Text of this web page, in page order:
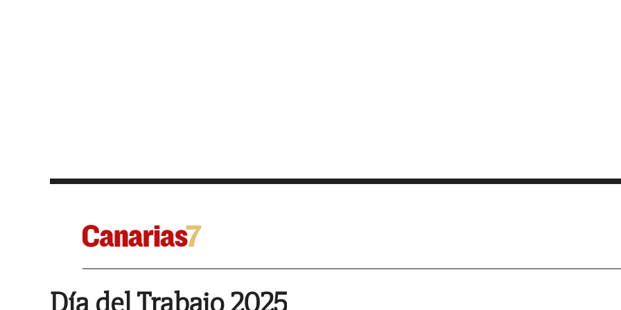
Día del Trabajo 2025